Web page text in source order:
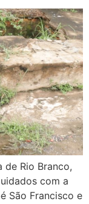
de Rio Branco,
com a
São Francisco e